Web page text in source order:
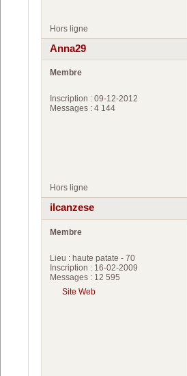
Hors ligne
Anna29
Membre
Inscription : 09-12-2012
Messages : 4 144
Hors ligne
ilcanzese
Membre
Lieu : haute patate - 70
Inscription : 16-02-2009
Messages : 12 595
Site Web